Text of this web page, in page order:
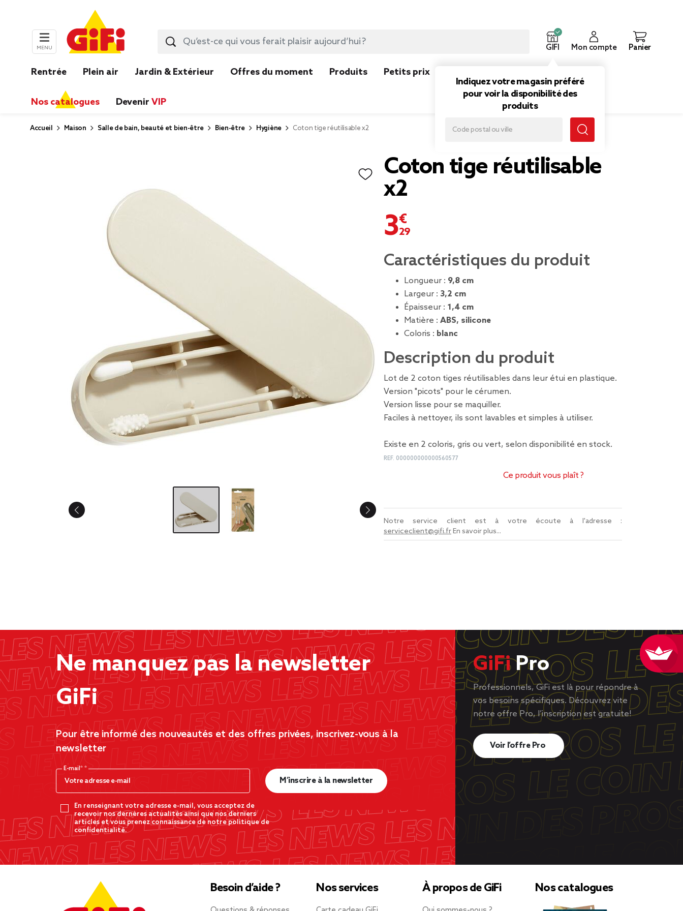
MENU GIFI
Indiquez votre magasin préféré
pour voir la disponibilité des
produits
Mon compte Panier
Rentrée Plein air Jardin & Extérieur Offres du moment Produits Petits prix
Nos catalogues Devenir VIP
Accueil Maison Salle de bain, beauté et bien-être Bien-être Hygiène Coton tige réutilisable x2
Coton tige réutilisable
x2
3,29 €
Caractéristiques du produit
Longueur : 9,8 cm
Largeur : 3,2 cm
Épaisseur : 1,4 cm
Matière : ABS, silicone
Coloris : blanc
Description du produit
Lot de 2 coton tiges réutilisables dans leur étui en plastique.
Version "picots" pour le cérumen.
Version lisse pour se maquiller.
Faciles à nettoyer, ils sont lavables et simples à utiliser.
Existe en 2 coloris, gris ou vert, selon disponibilité en stock.
REF. 000000000000560577
Ce produit vous plaît ?
Notre service client est à votre écoute à l'adresse :
serviceclient@gifi.frEn savoir plus...
Ne manquez pas la newsletter
GiFi
Pour être informé des nouveautés et des offres privées, inscrivez-vous à la
newsletter
E-mail*
En renseignant votre adresse e-mail, vous acceptez de
recevoir nos dernères actualités ainsi que nos derniers
articles et vous prenez connaissance de notre politique de
confidentialité.
M’inscrire à la newsletter
GiFiPro
Professionnels, GiFi est là pour répondre à
vos besoins spécifiques. Découvrez vite
notre offre Pro, l’inscription est gratuite!
Voir l’offre Pro
Besoin d’aide ? Nos services À propos de GiFi Nos catalogues